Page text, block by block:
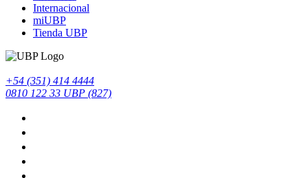
Internacional
miUBP
Tienda UBP
+54 (351) 414 4444
0810 122 33 UBP (827)